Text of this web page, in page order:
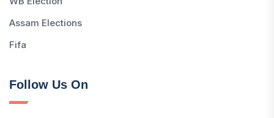
Assam Elections
Fifa
Follow Us On